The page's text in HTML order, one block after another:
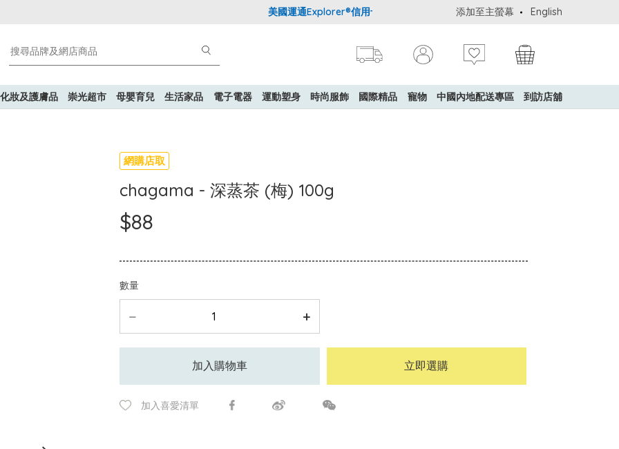
美國運通Explorer®信用卡會員購物禮遇：高達5%簽賬回贈！ 購買一般貨品(冷凍食
添加至主螢幕 English
化妝及護膚品 崇光超市 母嬰育兒 生活家品 電子電器 運動塑身 時尚服飾 國際精品 寵物 中國內地配送專區 到訪店舖
網購店取
chagama - 深蒸茶 (梅) 100g
$88
數量
加入購物車 立即選購
加入喜愛清單